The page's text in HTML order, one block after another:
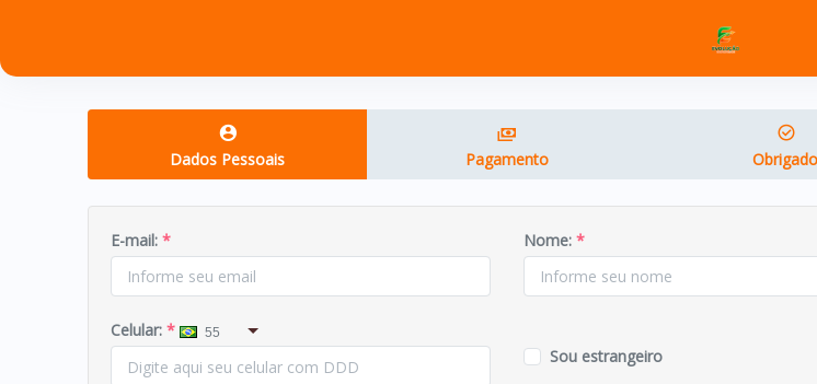
Dados Pessoais Pagamento
E-mail: * Nome: *
Celular: * 55
Sou estrangeiro